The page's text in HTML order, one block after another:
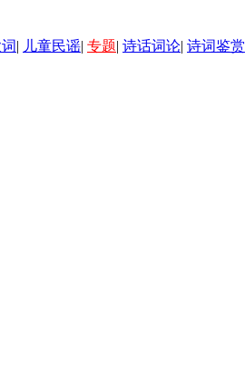
| 儿童民谣| 专题| 诗话词论| 诗词鉴赏